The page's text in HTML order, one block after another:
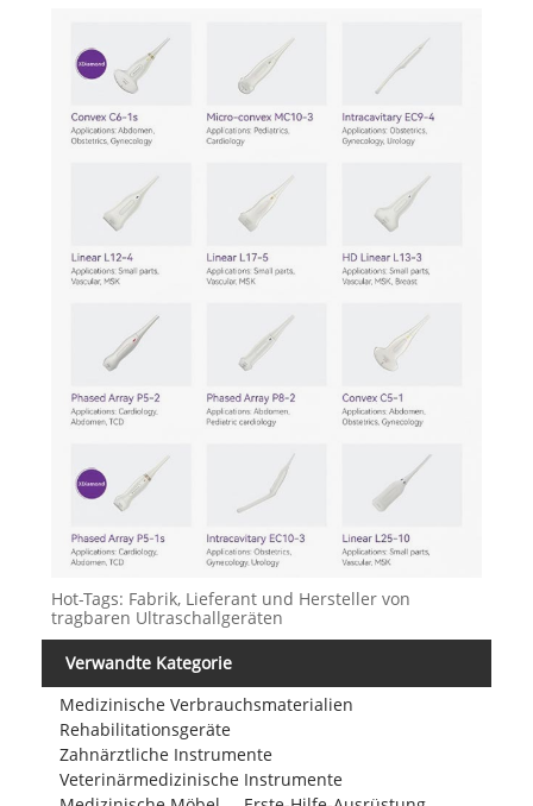
Hot-Tags: Fabrik, Lieferant und Hersteller von
tragbaren Ultraschallgeräten
Verwandte Kategorie
Medizinische Verbrauchsmaterialien
Rehabilitationsgeräte
Zahnärztliche Instrumente
Veterinärmedizinische Instrumente